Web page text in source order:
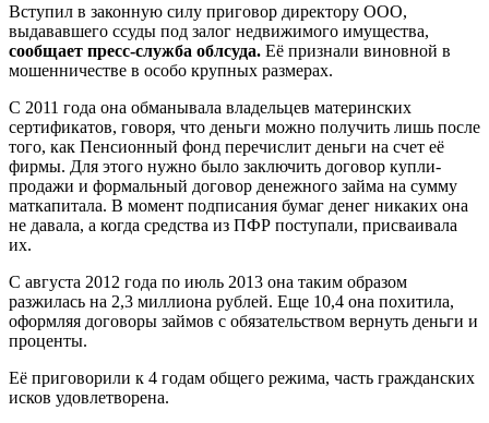
Вступил в законную силу приговор директору ООО,
выдававшего ссуды под залог недвижимого имущества,
сообщает пресс-служба облсуда. Её признали виновной в
мошенничестве в особо крупных размерах.
С 2011 года она обманывала владельцев материнских
сертификатов, говоря, что деньги можно получить лишь после
того, как Пенсионный фонд перечислит деньги на счет её
фирмы. Для этого нужно было заключить договор купли-
продажи и формальный договор денежного займа на сумму
маткапитала. В момент подписания бумаг денег никаких она
не давала, а когда средства из ПФР поступали, присваивала
их.
С августа 2012 года по июль 2013 она таким образом
разжилась на 2,3 миллиона рублей. Еще 10,4 она похитила,
оформляя договоры займов с обязательством вернуть деньги и
проценты.
Её приговорили к 4 годам общего режима, часть гражданских
исков удовлетворена.